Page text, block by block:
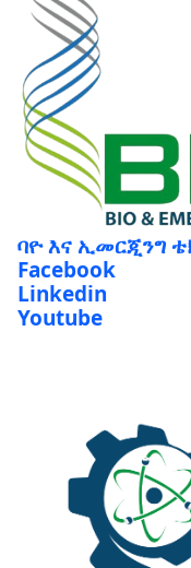
ባዮ እና ኢመርጂንግ
Facebook
Linkedin
Youtube